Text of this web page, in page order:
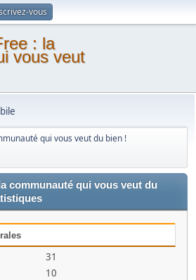
vous
: la
vous veut
qui vous veut du bien !
communauté qui vous veut du
31
10